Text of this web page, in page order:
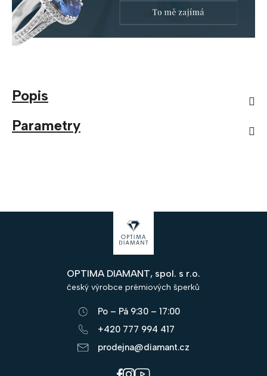
Popis
Parametry
OPTIMA DIAMANT, spol. s r.o.
český výrobce prémiových šperků
Po – Pá 9:30 – 17:00
+420 777 994 417
prodejna@diamant.cz